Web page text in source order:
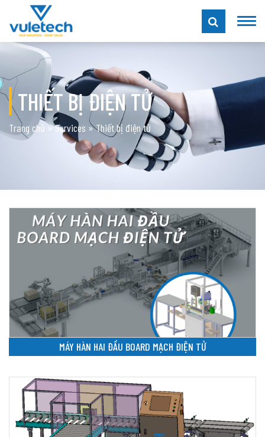
THIẾT BỊ ĐIỆN TỬ
Trang chủ »Services »Thiết bị điện tử
MÁY HÀN HAI ĐẦU BOARD MẠCH ĐIỆN TỬ